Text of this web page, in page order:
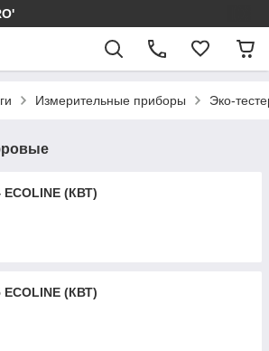
Измерительные приборы Эко-
ECOLINE (КВТ)
ECOLINE (КВТ)